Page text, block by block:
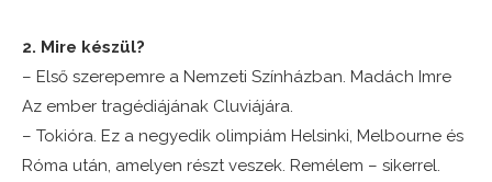
2. Mire készül?
– Első szerepemre a Nemzeti Színházban. Madách Imre
Az ember tragédiájának Cluviájára.
– Tokióra. Ez a negyedik olimpiám Helsinki, Melbourne és
Róma után, amelyen részt veszek. Remélem – sikerrel.